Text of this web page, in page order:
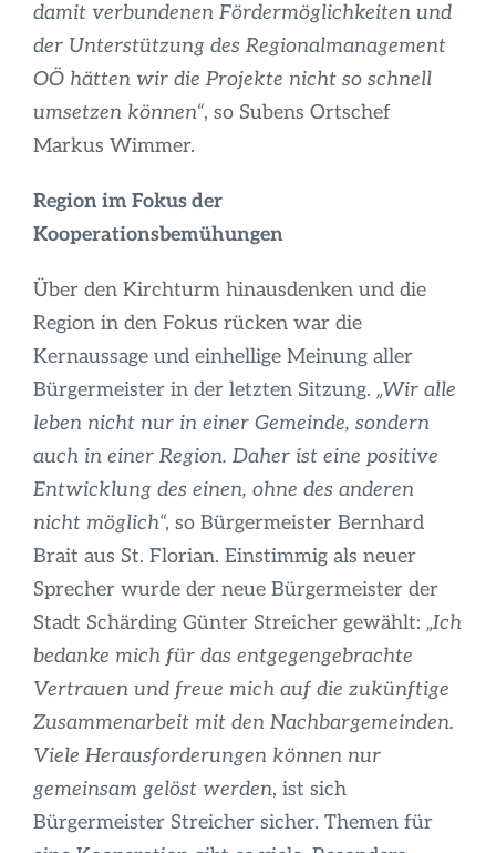
damit verbundenen Fördermöglichkeiten und
der Unterstützung des Regionalmanagement
OÖ hätten wir die Projekte nicht so schnell
umsetzen können“, so Subens Ortschef
Markus Wimmer.
Region im Fokus der
Kooperationsbemühungen
Über den Kirchturm hinausdenken und die
Region in den Fokus rücken war die
Kernaussage und einhellige Meinung aller
Bürgermeister in der letzten Sitzung. „Wir alle
leben nicht nur in einer Gemeinde, sondern
auch in einer Region. Daher ist eine positive
Entwicklung des einen, ohne des anderen
nicht möglich“, so Bürgermeister Bernhard
Brait aus St. Florian. Einstimmig als neuer
Sprecher wurde der neue Bürgermeister der
Stadt Schärding Günter Streicher gewählt: „Ich
bedanke mich für das entgegengebrachte
Vertrauen und freue mich auf die zukünftige
Zusammenarbeit mit den Nachbargemeinden.
Viele Herausforderungen können nur
gemeinsam gelöst werden, ist sich
Bürgermeister Streicher sicher. Themen für